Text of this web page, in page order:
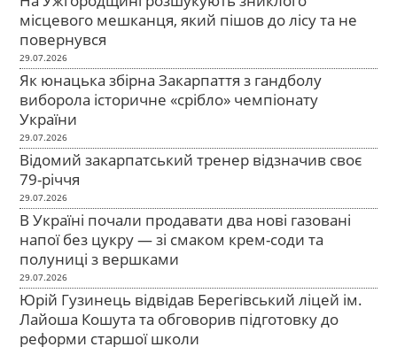
місцевого мешканця, який пішов до лісу та не
повернувся
29.07.2026
Як юнацька збірна Закарпаття з гандболу
виборола історичне «срібло» чемпіонату
України
29.07.2026
Відомий закарпатський тренер відзначив своє
79-річчя
29.07.2026
В Україні почали продавати два нові газовані
напої без цукру — зі смаком крем-соди та
полуниці з вершками
29.07.2026
Юрій Гузинець відвідав Берегівський ліцей ім.
Лайоша Кошута та обговорив підготовку до
реформи старшої школи